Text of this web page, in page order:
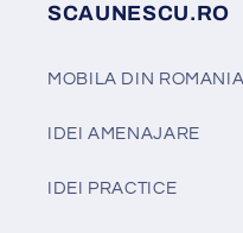
SCAUNESCU.RO
MOBILA DIN ROMANIA
IDEI AMENAJARE
IDEI PRACTICE